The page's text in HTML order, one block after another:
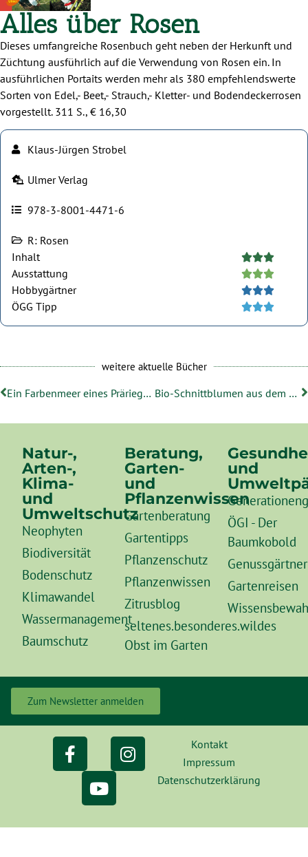
Alles über Rosen
Dieses umfangreiche Rosenbuch geht neben der Herkunft und
Züchtung ausführlich auf die Verwendung von Rosen ein. In
ausführlichen Portaits werden mehr als 380 empfehlendswerte
Sorten von Edel,- Beet,- Strauch,- Kletter- und Bodendeckerrosen
vorgestellt. 311 S., € 16,30
Klaus-Jürgen Strobel
Ulmer Verlag
978-3-8001-4471-6
R: Rosen
Inhalt

Ausstattung 
Hobbygärtner 
ÖGG Tipp 
weitere aktuelle Bücher
Ein Farbenmeer eines Präriegartens Bio-Schnittblumen aus dem eigenen Garten
Natur-,
Arten-,
Klima-
und
Umweltschutz
Neophyten
Biodiversität
Bodenschutz
Klimawandel
Wassermanagement
Baumschutz
Beratung,
Garten-
und
Pflanzenwissen
Gartenberatung
Gartentipps
Pflanzenschutz
Pflanzenwissen
Zitrusblog
seltenes.besonderes.wildes
Obst im Garten
und
ÖGI - Der
Baumkobold
Gartenreisen
Zum Newsletter anmelden
Kontakt
Impressum
Datenschutzerklärung